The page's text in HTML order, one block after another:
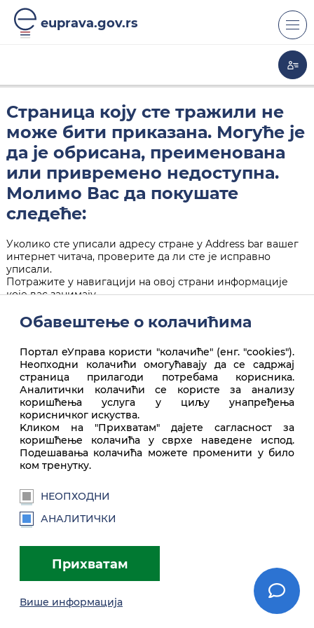
euprava.gov.rs
Страница коју сте тражили не
може бити приказана. Могуће је
да је обрисана, преименована
или привремено недоступна.
Молимо Вас да покушате
следеће:
Уколико сте уписали адресу стране у Address bar вашег
интернет читача, проверите да ли сте је исправно
уписали.
Потражите у навигацији на овој страни информације
које вас занимају.
Врх стране
euprava.gov.rs
Услови коришћења
Обавештење о колачићима
Портал еУправа користи "колачиће" (енг. "cookies").
Неопходни колачићи омогућавају да се садржај
страница прилагоди потребама корисника.
Аналитички колачићи се користе за анализу
коришћења услуга у циљу унапређења
корисничког искуства.
Kликом на "Прихватам" дајете сагласност за
коришћење колачића у сврхе наведене испод.
Подешавања колачића можете променити у било
ком тренутку.
НЕОПХОДНИ
АНАЛИТИЧКИ
Прихватам
Више информација